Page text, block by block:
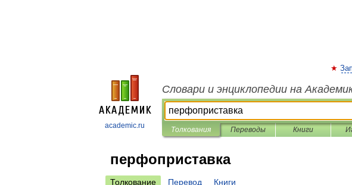
academic.ru
Словари и энциклопедии на
Толкования Переводы Книги
перфоприставка
Толкование Перевод Книги